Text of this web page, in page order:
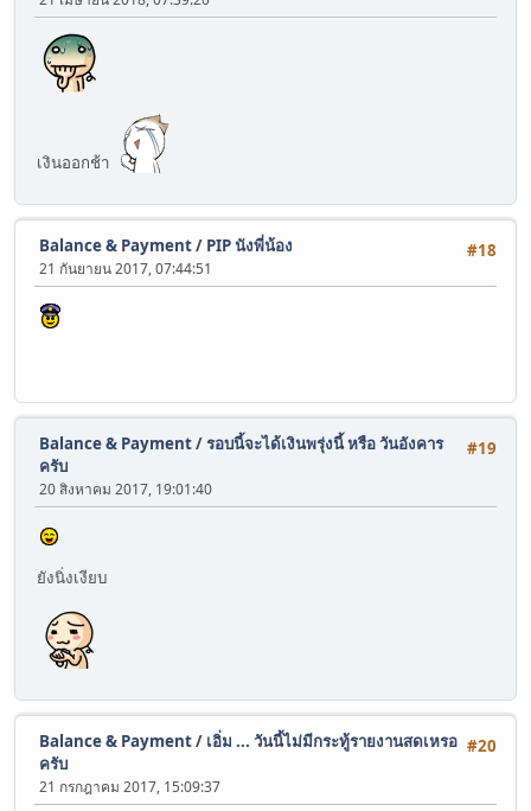
เงินออกช้า
#18
Balance & Payment/ PIP นังพี่น้อง
21 กันยายน 2017, 07:44:51
#19
Balance & Payment/รอบนี้จะได้เงินพรุ่งนี้ หรือ วันอังคาร
ครับ
20 สิงหาคม 2017, 19:01:40
ยังนิ่งเงียบ
#20
Balance & Payment/ เอิ่ม ... วันนี้ไม่มีกระทู้รายงานสดเหรอ
ครับ
21 กรกฎาคม 2017, 15:09:37